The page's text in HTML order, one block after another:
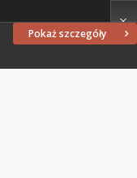
Pokaż szczegóły